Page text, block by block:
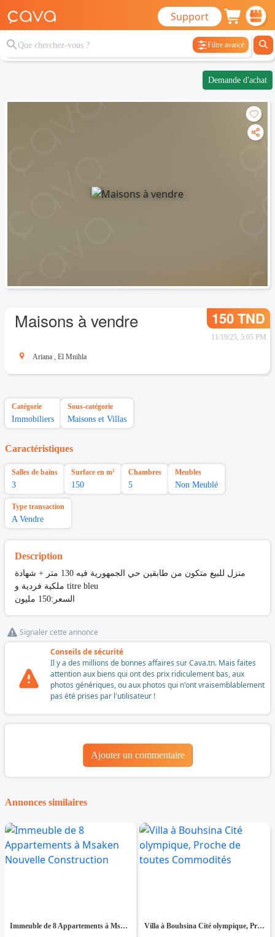
Support
Filtre avancé
Demande d'achat
Maisons à vendre 150 TND
11/19/25, 5:05 PM
Ariana , El Mnihla
Catégorie
Immobiliers
Sous-catégorie
Maisons et Villas
Caractéristiques
Salles de bains
3
Surface en m²
150
Chambres
5
Meubles
Non Meublé
Type transaction
A Vendre
Description
منزل للبيع متكون من طابقين حي الجمهورية فيه 130 متر + شهادة
ملكية فردية و titre bleu
السعر:150 مليون
Signaler cette annonce
Conseils de sécurité
Il y a des millions de bonnes affaires sur Cava.tn. Mais faites
attention aux biens qui ont des prix ridiculement bas, aux
photos génériques, ou aux photos qui n'ont vraisemblablement
pas été prises par l'utilisateur !
Ajouter un commentaire
Annonces similaires
Immeuble de 8 Appartements à Msaken Nouvelle Construction Villa à Bouhsina Cité olympique, Proche de toutes Commodités